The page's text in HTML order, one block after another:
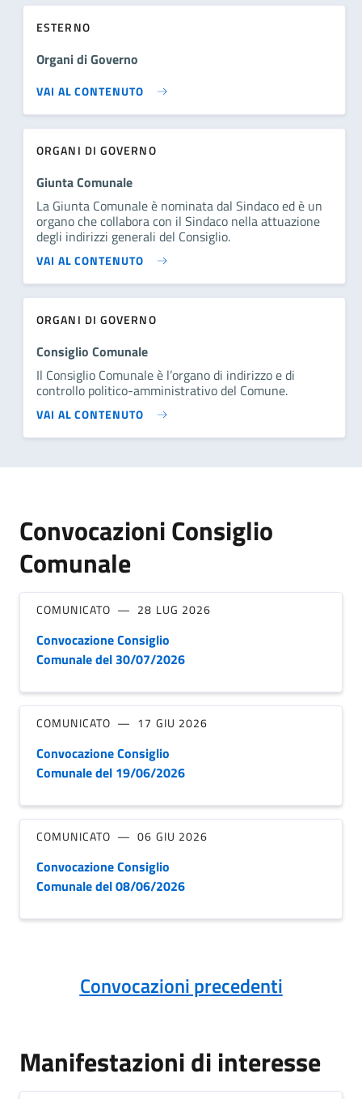
ESTERNO
Organi di Governo
VAI AL CONTENUTO
ORGANI DI GOVERNO
Giunta Comunale
La Giunta Comunale è nominata dal Sindaco ed è un
organo che collabora con il Sindaco nella attuazione
degli indirizzi generali del Consiglio.
VAI AL CONTENUTO
ORGANI DI GOVERNO
Consiglio Comunale
Il Consiglio Comunale è l’organo di indirizzo e di
controllo politico-amministrativo del Comune.
VAI AL CONTENUTO
Convocazioni Consiglio
Comunale
COMUNICATO 28 LUG 2026
Convocazione Consiglio
Comunale del 30/07/2026
COMUNICATO 17 GIU 2026
Convocazione Consiglio
Comunale del 19/06/2026
COMUNICATO 06 GIU 2026
Convocazione Consiglio
Comunale del 08/06/2026
Convocazioni precedenti
Manifestazioni di interesse